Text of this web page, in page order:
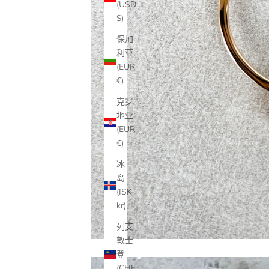
(USD
$)
保加
利亚
(EUR
€)
克罗
地亚
(EUR
€)
冰
岛
(ISK
kr)
列支
敦士
登